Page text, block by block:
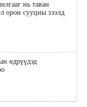
нь таван
орон сууцны зээлд
өдрүүдэд